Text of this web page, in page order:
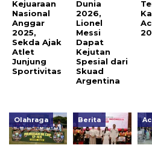
Kejuaraan
Nasional
Anggar
2025,
Sekda Ajak
Atlet
Junjung
Sportivitas
Dunia
2026,
Lionel
Messi
Dapat
Kejutan
Spesial dari
Skuad
Argentina
Olahraga Berita